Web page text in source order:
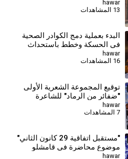
السلام وحل القضية الكردية
hawar
13 المشاهدات
البدء بعملية دمج الكوادر الصحية
في الحسكة وخطط باستحداث
مراكز جديدة
hawar
16 المشاهدات
توقيع المجموعة الشعرية الأولى
"ضفائر من الرماد" للشاعرة
نورهان حسن
hawar
7 المشاهدات
"مستقبل اتفاقية 29 كانون الثاني"
موضوع محاضرة في قامشلو
hawar